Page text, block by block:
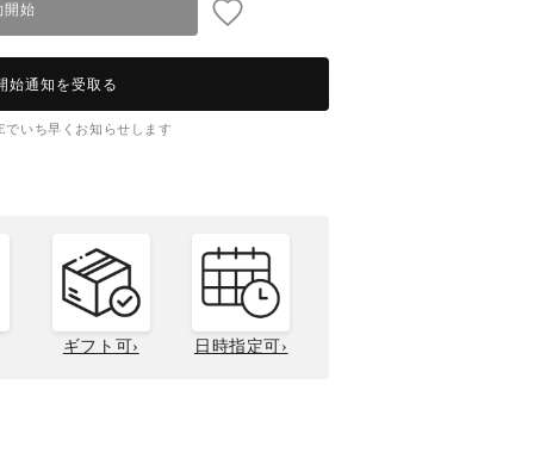
開始
始通知を受取る
いち早くお知らせします
ギフト可› 日時指定可›